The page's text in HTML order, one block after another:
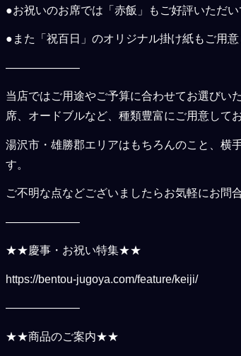
●お祝いのお席では「赤飯」もご好評いただい
●また「祝百日」のオリジナル掛け紙もご用
——————–
当店ではご用途やご予算に合わせてお選びい
席、オードブルなど、種類豊富にご用意して
湯沢市・雄勝郡エリアはもちろんのこと、横
す。
ご不明な点などございましたらお気軽にお問
——————–
★★慶事・お祝い特集★★
https://bentou-jugoya.com/feature/keiji/
——————–
★★商品のご案内★★